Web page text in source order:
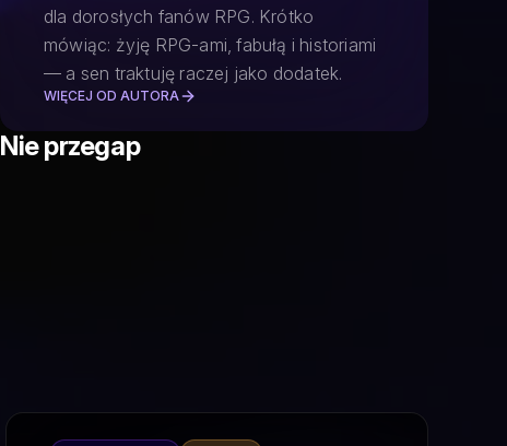
dla dorosłych fanów RPG. Krótko
mówiąc: żyję RPG-ami, fabułą i historiami
— a sen traktuję raczej jako dodatek.
WIĘCEJ OD AUTORA
Nie przegap